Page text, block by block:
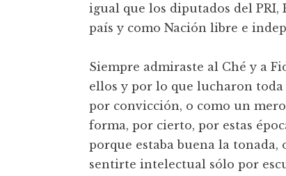
igual que los diputados del PRI,
país y como Nación libre e
Siempre admiraste al Ché y a
ellos y por lo que lucharon toda
por convicción, o como un
forma, por cierto, por estas
porque estaba buena la
sentirte intelectual sólo por